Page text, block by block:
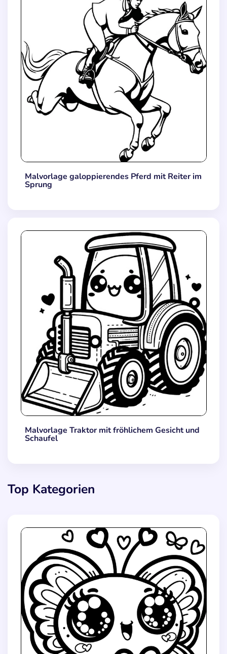
Malvorlage galoppierendes Pferd mit Reiter im
Sprung
Malvorlage Traktor mit fröhlichem Gesicht und
Schaufel
Top Kategorien